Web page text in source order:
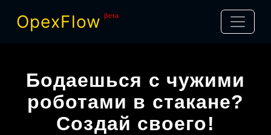
OpexFlow βeta
Бодаешься с чужими
роботами в стакане?
Создай своего!